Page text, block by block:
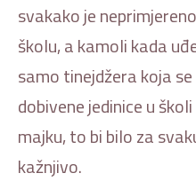
svakako je
školu, a kamoli kada
samo tinejdžera koja
dobivene jedinice u
majku, to bi bilo za
kažnjivo.